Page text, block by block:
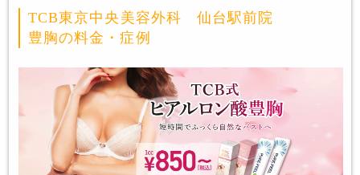
TCB東京中央美容外科 仙台駅前院
豊胸の料金・症例